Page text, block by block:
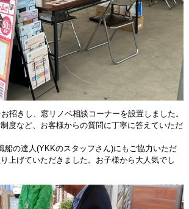
招きし、窓リノベ相談コーナーを設置しました。
度など、お客様からの質問に丁寧に答えていただ
船の達人(YKKのスタッフさん)にもご協力いただ
上げていただきました。お子様から大人気でし